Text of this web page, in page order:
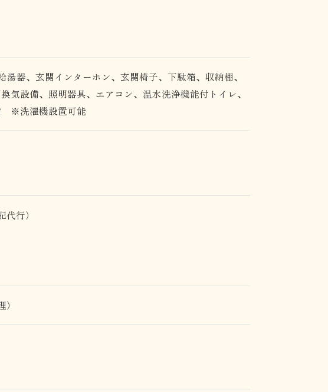
器、玄関インターホン、玄関椅子、下駄箱、収納棚、
気設備、照明器具、エアコン、温水洗浄機能付トイレ、
※洗濯機設置可能
行）